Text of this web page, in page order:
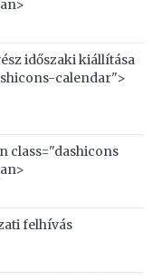
időszaki kiállítása
calendar">
class="dashicons
felhívás